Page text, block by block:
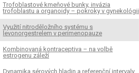
Trofoblastové kmeňové bunky, invázia
trofoblastu a organoidy – pokroky v gynekológii
Využití nitroděložního systému s
levonorgestrelem v perimenopauze
Kombinovaná kontraceptiva – na volbě
estrogenu záleží
Dynamika sérových hladin a referenční intervaly